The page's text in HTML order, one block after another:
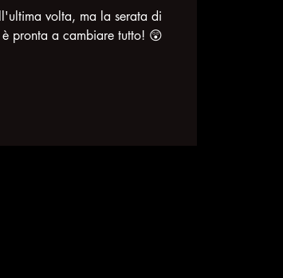
volta, ma la serata di
pronta a cambiare tutto! 😲